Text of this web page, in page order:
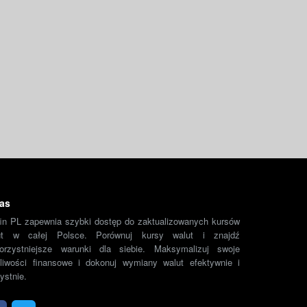
PL zapewnia szybki dostęp do zaktualizowanych kursów
w całej Polsce. Porównuj kursy walut i znajdź
warunki dla siebie. Maksymalizuj swoje
finansowe i dokonuj wymiany walut efektywnie i